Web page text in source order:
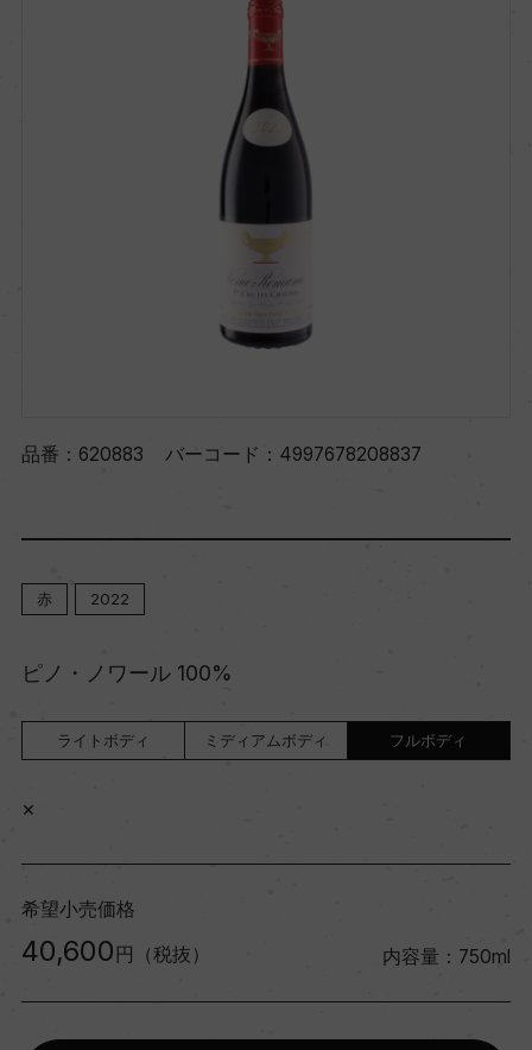
品番： 620883 バーコード： 4997678208837
赤 2022
ピノ・ノワール 100%
ライトボディ ミディアムボディ フルボディ
×
希望小売価格
40,600 円（税抜） 内容量：750ml